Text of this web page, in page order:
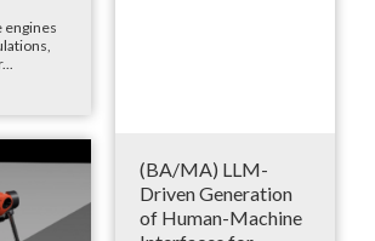
engines
(BA/MA) LLM-
Driven Generation
of Human-Machine